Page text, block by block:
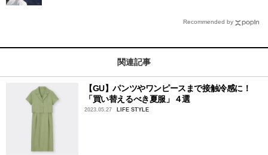
Recommended by
関連記事
【GU】パンツやワンピースまで接触冷感に！
「買い替えるべき夏服」４選
2023.05.27 LIFE STYLE